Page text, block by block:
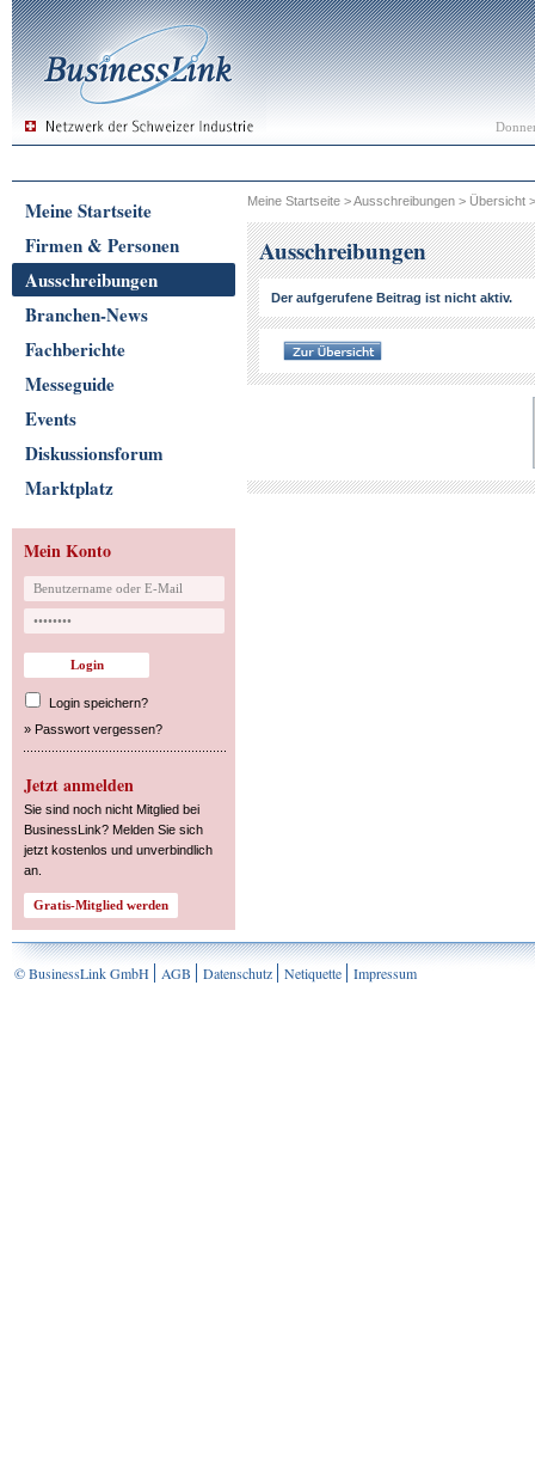
Meine Startseite
Firmen & Personen
Ausschreibungen
Branchen-News
Fachberichte
Messeguide
Events
Diskussionsforum
Marktplatz
Mein Konto
Login speichern?
» Passwort vergessen?
Jetzt anmelden
Sie sind noch nicht Mitglied bei
BusinessLink? Melden Sie sich
jetzt kostenlos und unverbindlich
an.
Meine Startseite >Ausschreibungen > Übersicht
Ausschreibungen
Der aufgerufene Beitrag ist nicht aktiv.
© BusinessLink GmbH AGB Datenschutz Netiquette Impressum